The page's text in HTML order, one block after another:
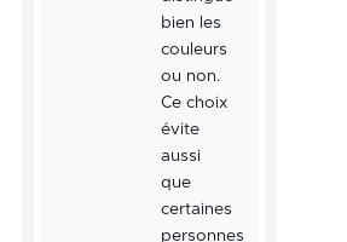
bien les
couleurs
ou non.
Ce choix
évite
aussi
que
certaines
personnes